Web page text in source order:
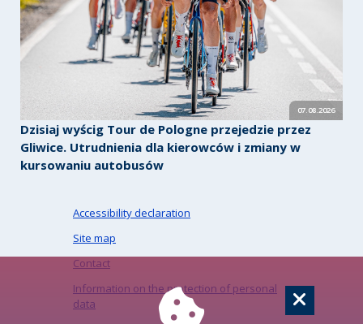
07.08.2026
Dzisiaj wyścig Tour de Pologne przejedzie przez
Gliwice. Utrudnienia dla kierowców i zmiany w
kursowaniu autobusów
Accessibility declaration
Site map
Contact
Information on the protection of personal
data